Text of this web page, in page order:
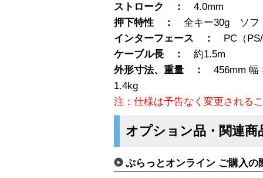
ストローク ：
4.0mm
押下特性 ：
全キー30g ソフ
インターフェース ：
PC（PS/
ケーブル長 ：
約1.5m
外形寸法、重量 ：
456mm 幅
1.4kg
注：仕様は予告なく変更される
オプション品・関連商
ぷらっとオンライン ご購入の